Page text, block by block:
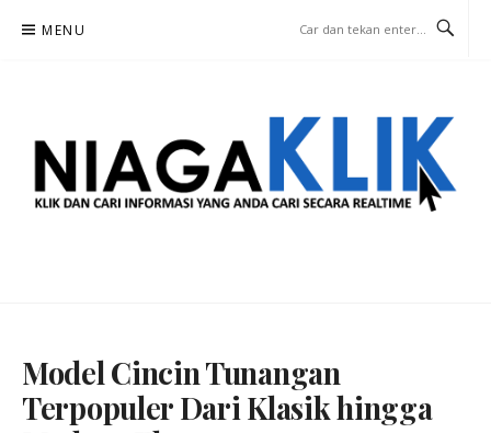
MENU
Model Cincin Tunangan
Terpopuler Dari Klasik hingga